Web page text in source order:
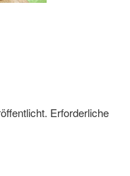
Erforderliche